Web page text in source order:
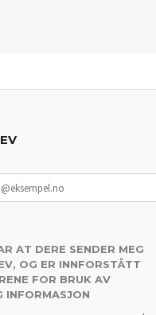
AT DERE SENDER MEG
OG ER INNFORSTÅTT
FOR BRUK AV
INFORMASJON